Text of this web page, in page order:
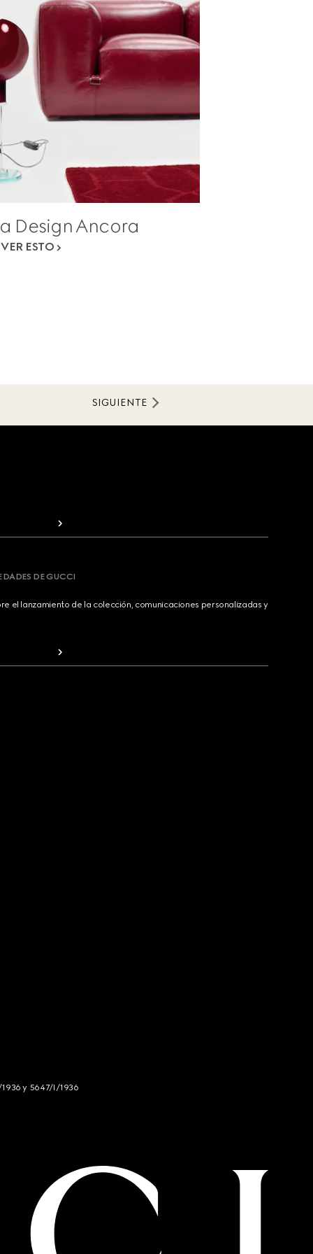
Design Ancora
VER ESTO
SIGUIENTE
DE GUCCI
el lanzamiento de la colección, comunicaciones personalizadas y
1936 y 5647/I/1936